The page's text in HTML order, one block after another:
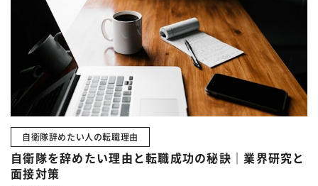
自衛隊辞めたい人の転職理由
自衛隊を辞めたい理由と転職成功の秘訣｜業界研究と
面接対策